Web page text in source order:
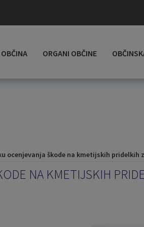
OBČINA ORGANI OBČINE
škode na kmetijskih pridelkih zaradi posledic pozebe in
NA KMETIJSKIH